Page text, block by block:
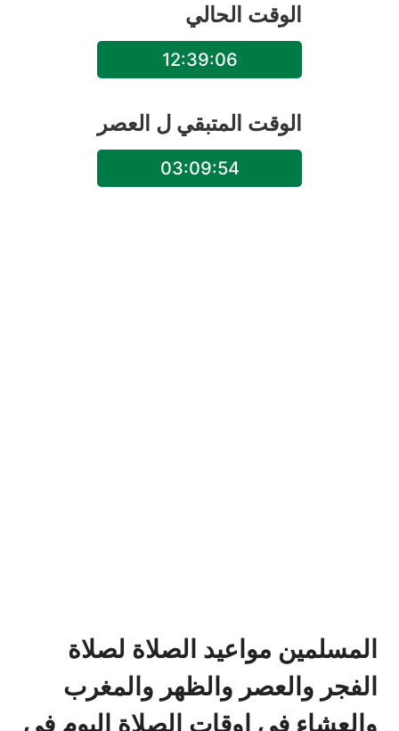
الوقت الحالي
12:39:06
الوقت المتبقي ل العصر
03:09:54
المسلمين مواعيد الصلاة لصلاة
الفجر والعصر والظهر والمغرب
والعشاء في اوقات الصلاة اليوم في